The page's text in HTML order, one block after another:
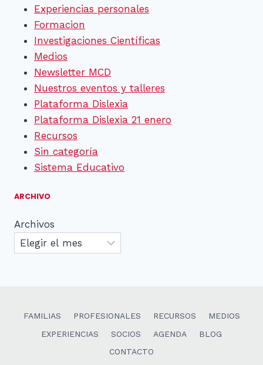
Experiencias personales
Formacion
Investigaciones Científicas
Medios
Newsletter MCD
Nuestros eventos y talleres
Plataforma Dislexia
Plataforma Dislexia 21 enero
Recursos
Sin categoría
Sistema Educativo
ARCHIVO
Archivos
FAMILIAS PROFESIONALES RECURSOS
MEDIOS
EXPERIENCIAS
SOCIOS AGENDA
BLOG
CONTACTO